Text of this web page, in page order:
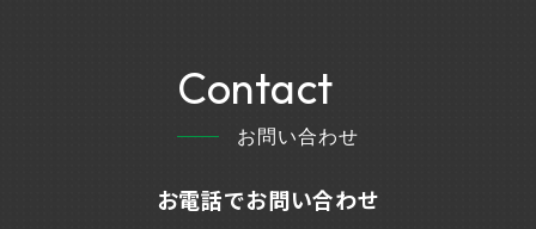
Contact
お問い合わせ
お電話でお問い合わせ